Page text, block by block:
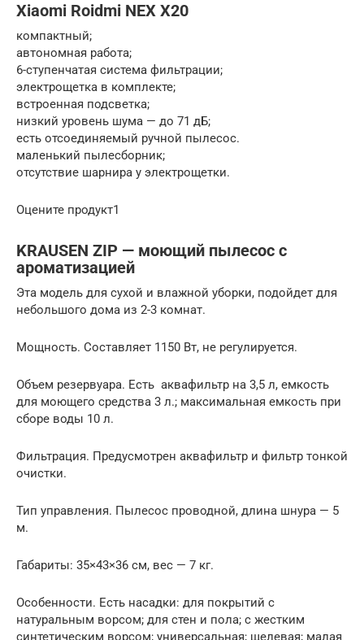
Xiaomi Roidmi NEX X20
компактный;
автономная работа;
6-ступенчатая система фильтрации;
электрощетка в комплекте;
встроенная подсветка;
низкий уровень шума — до 71 дБ;
есть отсоединяемый ручной пылесос.
маленький пылесборник;
отсутствие шарнира у электрощетки.
Оцените продукт1
KRAUSEN ZIP — моющий пылесос с
ароматизацией
Эта модель для сухой и влажной уборки, подойдет для
небольшого дома из 2-3 комнат.
Мощность. Составляет 1150 Вт, не регулируется.
Объем резервуара. Есть аквафильтр на 3,5 л, емкость
для моющего средства 3 л.; максимальная емкость при
сборе воды 10 л.
Фильтрация. Предусмотрен аквафильтр и фильтр тонкой
очистки.
Тип управления. Пылесос проводной, длина шнура — 5
м.
Габариты: 35×43×36 см, вес — 7 кг.
Особенности. Есть насадки: для покрытий с
натуральным ворсом; для стен и пола; с жестким
синтетическим ворсом; универсальная; щелевая; малая